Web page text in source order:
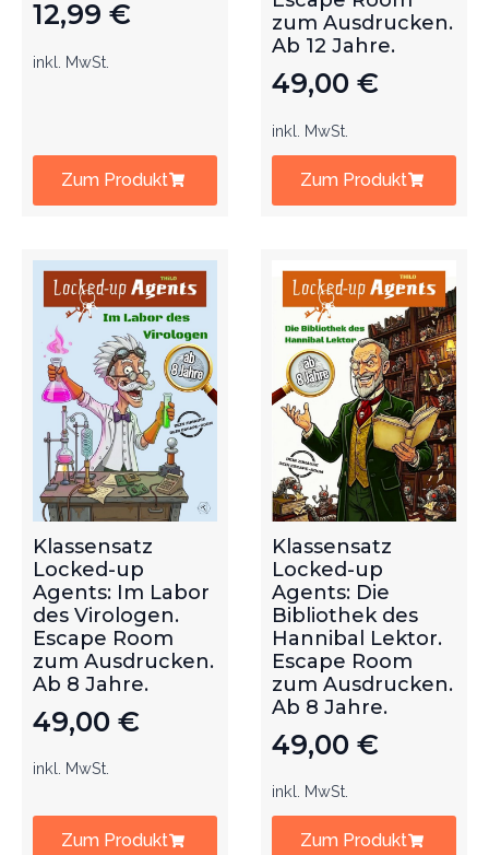
12,99 €
inkl. MwSt.
Zum Produkt
zum Ausdrucken.
Ab 12 Jahre.
49,00 €
inkl. MwSt.
Zum Produkt
Klassensatz
Locked-up
Agents: Im Labor
des Virologen.
Escape Room
zum Ausdrucken.
Ab 8 Jahre.
49,00 €
inkl. MwSt.
Zum Produkt
Klassensatz
Locked-up
Agents: Die
Bibliothek des
Hannibal Lektor.
Escape Room
zum Ausdrucken.
Ab 8 Jahre.
49,00 €
inkl. MwSt.
Zum Produkt